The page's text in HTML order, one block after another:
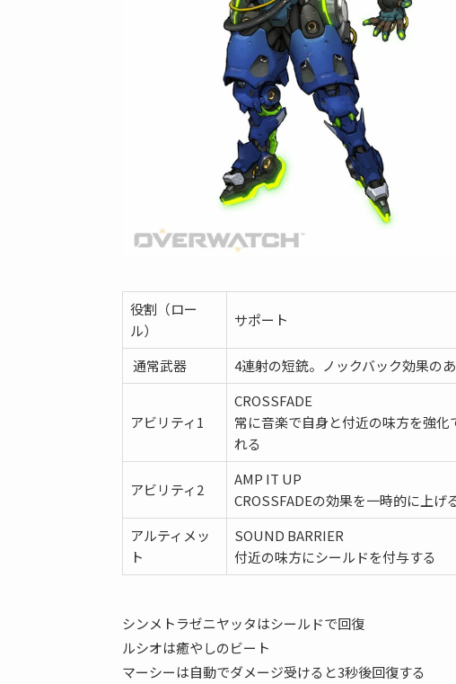
役割（ロー
ル）
サポート
通常武器 4連射の短銃。ノックバック効果の
アビリティ1
CROSSFADE
常に音楽で自身と付近の味方を強
れる
アビリティ2
AMP IT UP
CROSSFADEの効果を一時的に上げ
アルティメッ
ト
SOUND BARRIER
付近の味方にシールドを付与する
シンメトラゼニヤッタはシールドで回復
ルシオは癒やしのビート
マーシーは自動でダメージ受けると3秒後回復する